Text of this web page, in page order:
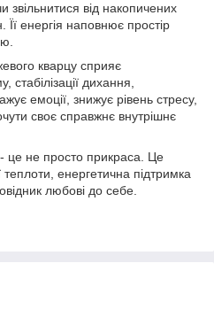
від накопичених
енергія наповнює простір
кварцу сприяє
стабілізації дихання,
емоції, знижує рівень стресу,
своє справжнє внутрішнє
це не просто прикраса. Це
енергетична підтримка
любові до себе.